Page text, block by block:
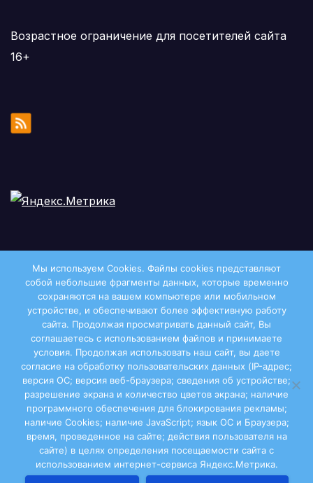
Возрастное ограничение для посетителей сайта
16+
Двиноважье
Сайт работает на WordPress|Тема:Newsup, автор
Themeansar
Мы используем Cookies. Файлы сookies представляют
собой небольшие фрагменты данных, которые временно
сохраняются на вашем компьютере или мобильном
устройстве, и обеспечивают более эффективную работу
сайта. Продолжая просматривать данный сайт, Вы
соглашаетесь с использованием файлов и принимаете
условия. Продолжая использовать наш сайт, вы даете
согласие на обработку пользовательских данных (IP-адрес;
версия ОС; версия веб-браузера; сведения об устройстве;
разрешение экрана и количество цветов экрана; наличие
программного обеспечения для блокирования рекламы;
наличие Cookies; наличие JavaScript; язык ОС и Браузера;
время, проведенное на сайте; действия пользователя на
сайте) в целях определения посещаемости сайта с
использованием интернет-сервиса Яндекс.Метрика.